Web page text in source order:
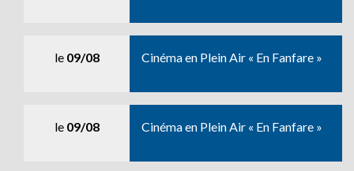
le 09/08 Cinéma en Plein Air « En Fanfare »
le 09/08 Cinéma en Plein Air « En Fanfare »